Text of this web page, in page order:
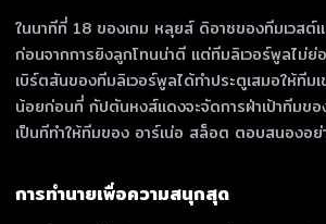
ในนาทีที่ 18 ของเกม หลุยส์ ดิอาซของทีมเวสต์
ก่อนจากการยิงลูกโทนน่าตี แต่ทีมลิเวอร์พูลไม่ย่
เบิร์ตสันของทีมลิเวอร์พูลได้ทำประตูเสมอให้ทีม
น้อยก่อนที่ กัปตันหงส์แดงจะจัดการฝ่าเป้าทีมขอ
เป็นทีทำให้ทีมของ อาร์เน่อ สล็อต ตอบสนองอ
การทำนายเพื่อความสนุกสุด